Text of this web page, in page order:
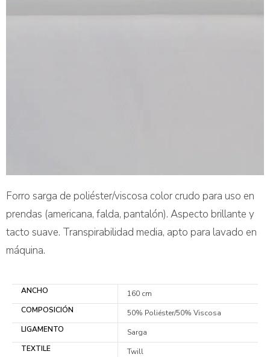
Forro sarga de poliéster/viscosa color crudo para uso en
prendas (americana, falda, pantalón). Aspecto brillante y
tacto suave. Transpirabilidad media, apto para lavado en
máquina.
ANCHO
160 cm
COMPOSICIÓN
50% Poliéster/50% Viscosa
LIGAMENTO
Sarga
TEXTILE
Twill